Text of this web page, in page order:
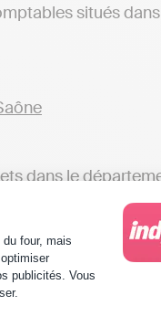
:
four, mais
publicités. Vous
situés
dans le
aux services
Par exemple,
est